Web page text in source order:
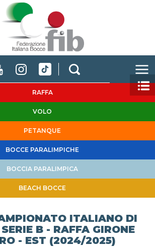
RAFFA
VOLO
PETANQUE
BOCCE PARALIMPICHE
BOCCIA PARALIMPICA
BEACH BOCCE
ITALIANO DI
B - RAFFA GIRONE
- EST (2024/2025)